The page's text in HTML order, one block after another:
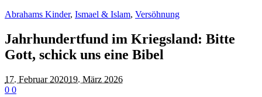
Abrahams Kinder, Ismael & Islam, Versöhnung
Jahrhundertfund im Kriegsland: Bitte
Gott, schick uns eine Bibel
17. Februar 202019. März 2026
0 0